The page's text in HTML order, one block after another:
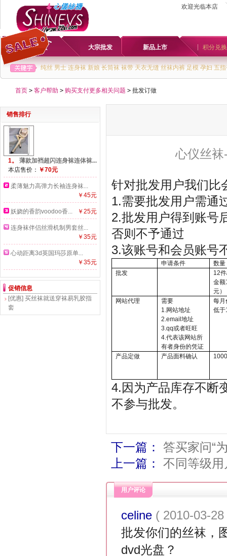
欢迎光临本店
首页 大宗批发 新品上市 积分兑换
纯丝 男士 连身袜 新娘 长筒袜 袜带 天衣无缝 丝袜内裤 足模 孕妇 五
首页 > 客户帮助 > 购买支付更多相关问题 > 批发订做
销售排行
1。
薄款加裆超闪连身袜连体袜...
本店售价： ￥70元
柔薄魅力高弹力长袖连身袜...
￥45元
妖娆的香韵voodoo香... ￥25元
连身袜伴侣丝滑机制男套丝...
￥35元
心动距离3d英国玛莎原单...
￥35元
促销信息
[优惠] 买丝袜就送穿袜易乳胶指
套
心仪丝
针对批发用户我们比
1.需要批发用户需通
2.批发用户得到账号
否则不予通过
3.该账号和会员账号
申请条件
数量
批发
12
金
元）
网站代理
需要
1.网站地址
2.email地址
3.qq或者旺旺
4.代表该网站所
有者身份的凭证
每月
低
产品定做 产品面料确认
4.因为产品库存不断
不参与批发。
下一篇： 答买家问“
上一篇： 不同等级
用户评论
celine ( 2010-03-
批发你们的丝袜，
dvd光盘？